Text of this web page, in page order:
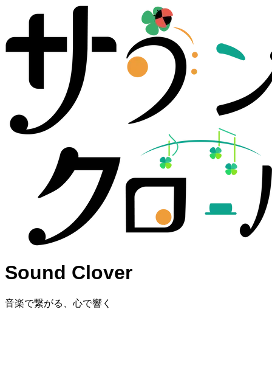
Sound Clover
音楽で繋がる、心で響く